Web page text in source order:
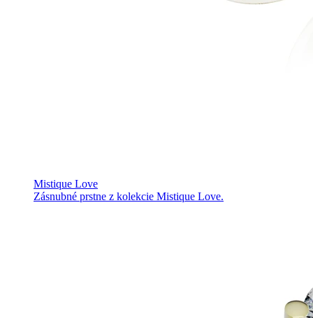
Mistique Love
Zásnubné prstne z kolekcie Mistique Love.